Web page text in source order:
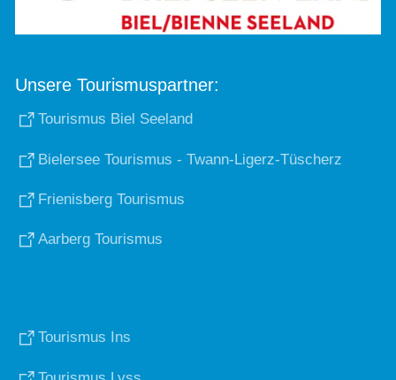
Unsere Tourismuspartner:
Tourismus Biel Seeland
Bielersee Tourismus - Twann-Ligerz-Tüscherz
Frienisberg Tourismus
Aarberg Tourismus
Tourismus Ins